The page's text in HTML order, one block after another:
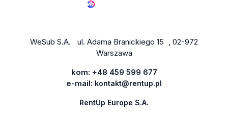
WeSub S.A. ul. Adama Branickiego 15 , 02-972
Warszawa
kom: +48 459 599 677
e-mail: kontakt@rentup.pl
RentUp Europe S.A.